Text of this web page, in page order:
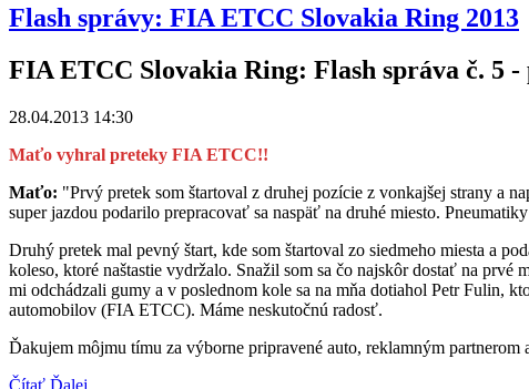
Flash správy: FIA ETCC Slovakia Ring 2013
FIA ETCC Slovakia Ring: Flash správa č. 5 -
28.04.2013 14:30
Maťo vyhral preteky FIA ETCC!!
Maťo: "Prvý pretek som štartoval z druhej pozície z vonkajšej strany a
super jazdou podarilo prepracovať sa naspäť na druhé miesto.
Druhý pretek mal pevný štart, kde som štartoval zo siedmeho miesta a
koleso, ktoré naštastie vydržalo. Snažil som sa čo najskôr dostať na
mi odchádzali gumy a v poslednom kole sa na mňa dotiahol Petr Fulin,
automobilov (FIA ETCC). Máme neskutočnú radosť.
Ďakujem môjmu tímu za výborne pripravené auto, reklamným
Čítať Ďalej